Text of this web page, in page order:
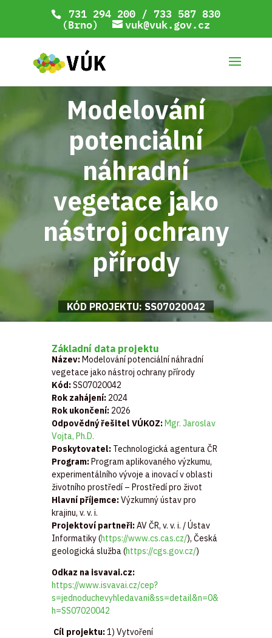
731 294 200 / 733 587 830
(Brno) vuk@vuk.gov.cz
Modelování
potenciální
náhradní
vegetace jako
nástroj ochrany
přírody
KÓD PROJEKTU: SS07020042
Základní data projektu
Název:Modelování potenciální náhradní
vegetace jako nástroj ochrany přírody
Kód:SS07020042
Rok zahájení:2024
Rok ukončení:2026
Odpovědný řešitel VÚKOZ:Mgr. Jaroslav
Vojta, Ph.D.
Poskytovatel:Technologická agentura ČR
Program:Program aplikovaného výzkumu,
experimentálního vývoje a inovací v oblasti
životního prostředí – Prostředí pro život
Hlavní příjemce:Výzkumný ústav pro
krajinu, v. v. i.
Projektoví partneři:AV ČR, v. v. i. / Ústav
Informatiky (https://www.cs.cas.cz/), Česká
geologická služba (https://cgs.gov.cz/)
Odkaz na isvavai.cz:
https://www.isvavai.cz/cep?
s=jednoduchevyhledavani&ss=detail&n=0&
h=SS07020042
Cíl projektu:1) Vytvoření